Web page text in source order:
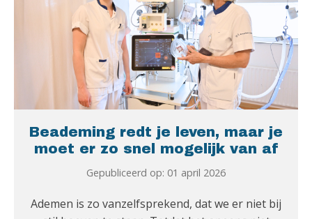
Beademing redt je leven, maar je
moet er zo snel mogelijk van af
Gepubliceerd op: 01 april 2026
Ademen is zo vanzelfsprekend, dat we er niet bij